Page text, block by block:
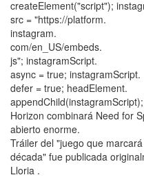
createElement("script");
src = "https://platform.
instagram.
com/en_US/embeds.
js"; instagramScript.
async = true; instagramScript.
defer = true; headElement.
Horizon combinará Need for
abierto enorme.
Tráiler del "juego que
década" fue publicada
Lloria .